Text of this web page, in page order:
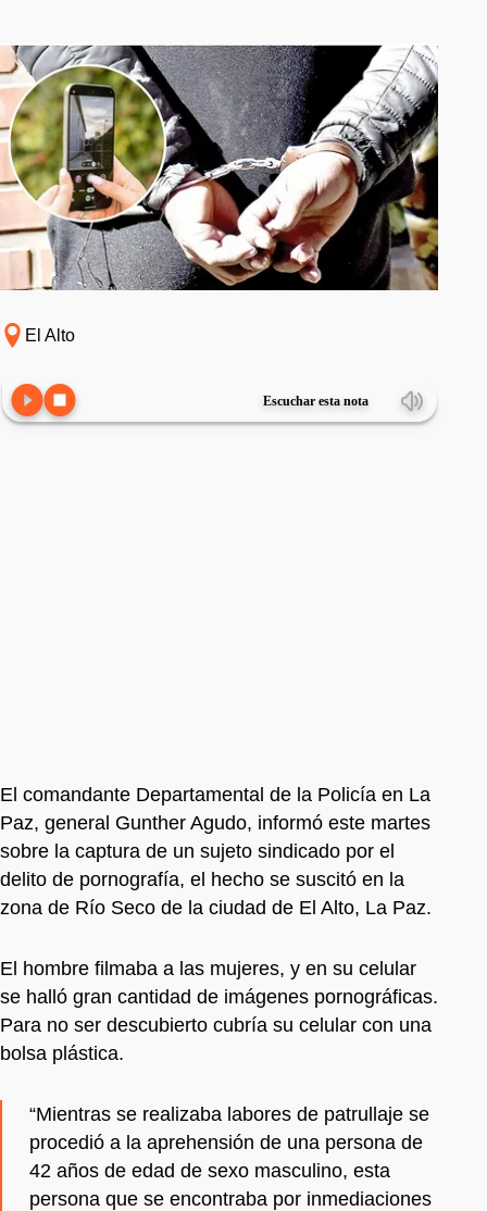
El Alto
Escuchar esta nota
El comandante Departamental de la Policía en La
Paz, general Gunther Agudo, informó este martes
sobre la captura de un sujeto sindicado por el
delito de pornografía, el hecho se suscitó en la
zona de Río Seco de la ciudad de El Alto, La Paz.
El hombre filmaba a las mujeres, y en su celular
se halló gran cantidad de imágenes pornográficas.
Para no ser descubierto cubría su celular con una
bolsa plástica.
“Mientras se realizaba labores de patrullaje se
procedió a la aprehensión de una persona de
42 años de edad de sexo masculino, esta
persona que se encontraba por inmediaciones